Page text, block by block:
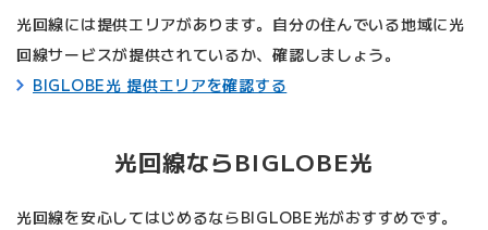
光回線には提供エリアがあります。自分の住んでいる地域に光
回線サービスが提供されているか、確認しましょう。
BIGLOBE光 提供エリアを確認する
光回線ならBIGLOBE光
光回線を安心してはじめるならBIGLOBE光がおすすめです。